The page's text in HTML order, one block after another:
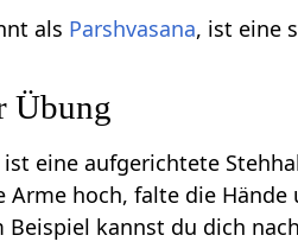
als Parshvasana, ist eine
Übung
eine aufgerichtete
Arme hoch, falte die
Beispiel kannst du dich